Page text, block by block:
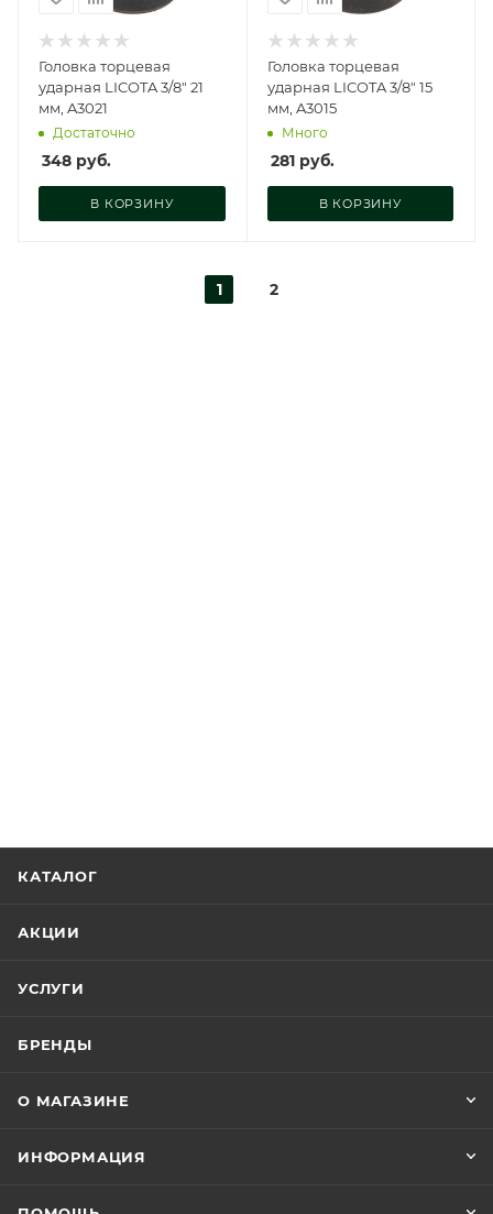
Головка торцевая
ударная LICOTA 3/8" 21
мм, A3021
Достаточно
348 руб.
В КОРЗИНУ
Головка торцевая
ударная LICOTA 3/8" 15
мм, A3015
Много
281руб.
В КОРЗИНУ
1 2
КАТАЛОГ
АКЦИИ
УСЛУГИ
БРЕНДЫ
О МАГАЗИНЕ
ИНФОРМАЦИЯ